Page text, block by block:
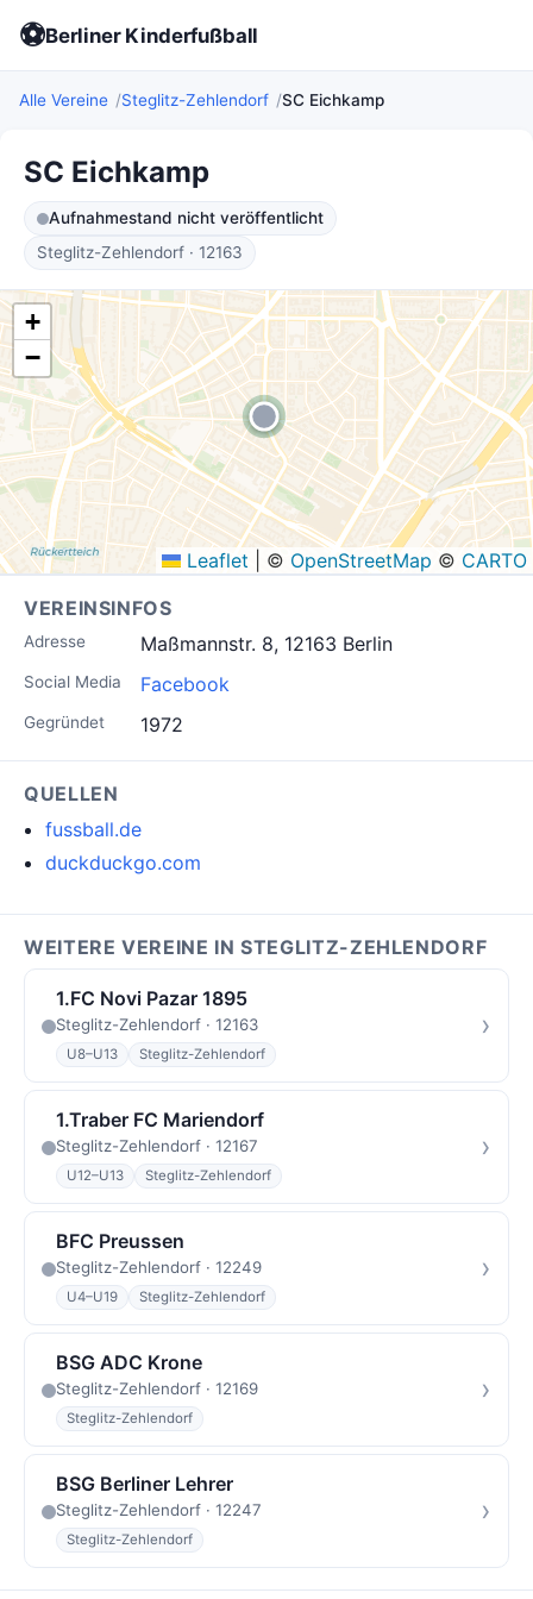
⚽Berliner Kinderfußball
Alle Vereine Steglitz-Zehlendorf SC Eichkamp
SC Eichkamp
Aufnahmestand nicht veröffentlicht
Steglitz-Zehlendorf · 12163
+
−
Leaflet © OpenStreetMap © CARTO
VEREINSINFOS
Adresse Maßmannstr. 8, 12163 Berlin
Social Media Facebook
Gegründet 1972
QUELLEN
fussball.de
duckduckgo.com
WEITERE VEREINE IN STEGLITZ-ZEHLENDORF
1.FC Novi Pazar 1895
Steglitz-Zehlendorf · 12163
U8–U13 Steglitz-Zehlendorf
›
1.Traber FC Mariendorf
Steglitz-Zehlendorf · 12167
U12–U13 Steglitz-Zehlendorf
›
BFC Preussen
Steglitz-Zehlendorf · 12249
U4–U19 Steglitz-Zehlendorf
›
BSG ADC Krone
Steglitz-Zehlendorf · 12169
Steglitz-Zehlendorf
›
BSG Berliner Lehrer
Steglitz-Zehlendorf · 12247
Steglitz-Zehlendorf
›